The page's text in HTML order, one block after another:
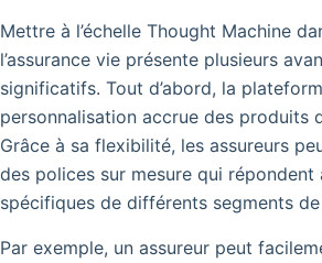
Mettre à l’échelle Thought Machine
l’assurance vie présente plusieurs
significatifs. Tout d’abord, la
personnalisation accrue des produits
Grâce à sa flexibilité, les assureurs
des polices sur mesure qui répondent
spécifiques de différents segments
Par exemple, un assureur peut